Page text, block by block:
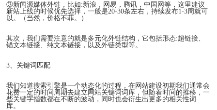
③新闻源媒体外链，比如:新浪，网易，腾讯，中国网等，这里建议
新站上线的时候优先选择，一般是20-30条左右，持续发布1-3周就可
以。（当然，价格不菲。）
其次，我们需要注意的就是多元化外链结构，它包括形态:超链接、
锚文本链接、纯文本链接，以及外链类型等。
3、关键词匹配
我们知道搜索引擎是一个动态化的过程，在网站建设初期我们通常会
花费一定的时间周期去建立网站关键词词库，但随着时间的推移，一
些关键字指数都在不断的波动，同时也会衍生出更多的相关性词
库。